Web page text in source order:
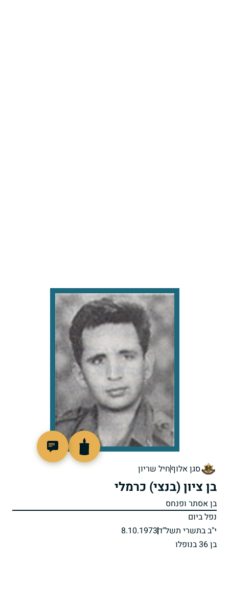
סגן אלוףחיל שריון
בן ציון (בנצי) כרמלי
בן אסתר ופנחס
נפל ביום
י"ב בתשרי תשל"ד8.10.1973
בן 36 בנופלו